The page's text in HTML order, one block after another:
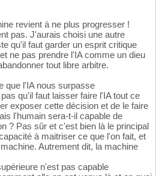
revient à ne plus progresser !
pas. J'aurais choisi une autre
qu'il faut garder un esprit critique
ne pas prendre l'IA comme un dieu
tout libre arbitre.
que l'IA nous surpasse
qu'il faut laisser faire l'IA tout ce
exposer cette décision et de le faire
l'humain sera-t-il capable de
? Pas sûr et c'est bien là le principal
à maitriser ce que l'on fait, et
Autrement dit, la machine
n'est pas capable